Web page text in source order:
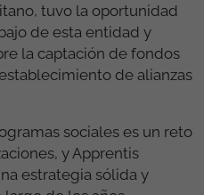
tuvo la oportunidad
de esta entidad y
la captación de fondos
de alianzas
sociales es un reto
y Apprentis
estrategia sólida y